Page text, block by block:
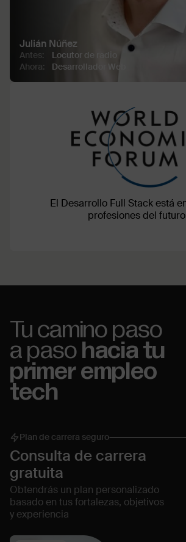
Julián Núñez
Antes:
Locutor de radio
Ahora:
Desarrollador Web
El Desarrollo Full Stack está
profesiones del futuro
Tu camino paso
a paso hacia tu
primer empleo
tech
Plan de carrera seguro
Consulta de carrera
gratuita
Obtendrás un plan personalizado
basado en tus fortalezas, objetivos
y experiencia